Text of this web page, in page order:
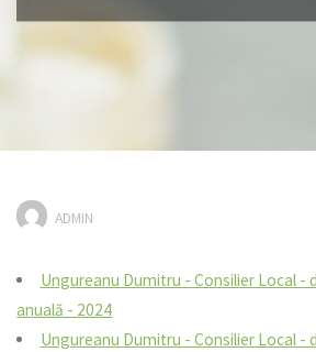
ADMIN
Ungureanu Dumitru - Consilier Local -
anuală - 2024
Ungureanu Dumitru - Consilier Local -